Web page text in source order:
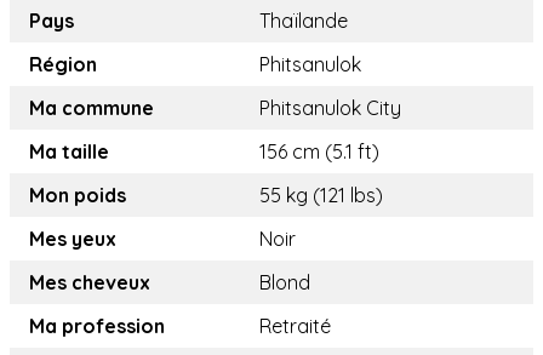
Pays
Thaïlande
Région
Phitsanulok
Ma commune
Phitsanulok City
Ma taille
156 cm (5.1 ft)
Mon poids
55 kg (121 lbs)
Mes yeux
Noir
Mes cheveux
Blond
Ma profession
Retraité